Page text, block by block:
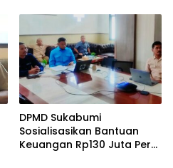
DPMD Sukabumi
Sosialisasikan Bantuan
Keuangan Rp130 Juta Per